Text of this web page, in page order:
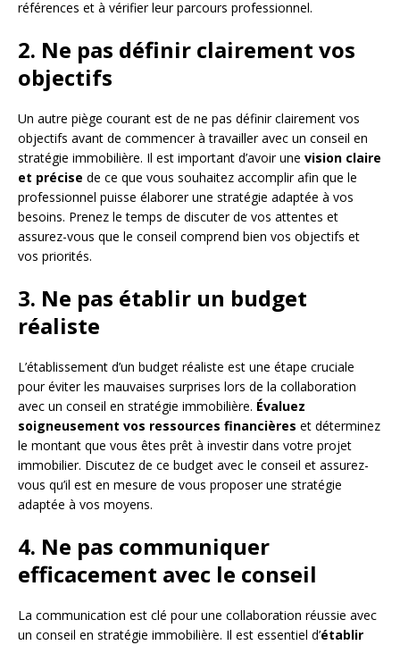
références et à vérifier leur parcours professionnel.
2. Ne pas définir clairement vos
objectifs
Un autre piège courant est de ne pas définir clairement vos
objectifs avant de commencer à travailler avec un conseil en
stratégie immobilière. Il est important d’avoir une vision claire
et précise de ce que vous souhaitez accomplir afin que le
professionnel puisse élaborer une stratégie adaptée à vos
besoins. Prenez le temps de discuter de vos attentes et
assurez-vous que le conseil comprend bien vos objectifs et
vos priorités.
3. Ne pas établir un budget
réaliste
L’établissement d’un budget réaliste est une étape cruciale
pour éviter les mauvaises surprises lors de la collaboration
avec un conseil en stratégie immobilière. Évaluez
soigneusement vos ressources financières et déterminez
le montant que vous êtes prêt à investir dans votre projet
immobilier. Discutez de ce budget avec le conseil et assurez-
vous qu’il est en mesure de vous proposer une stratégie
adaptée à vos moyens.
4. Ne pas communiquer
efficacement avec le conseil
La communication est clé pour une collaboration réussie avec
un conseil en stratégie immobilière. Il est essentiel d’établir